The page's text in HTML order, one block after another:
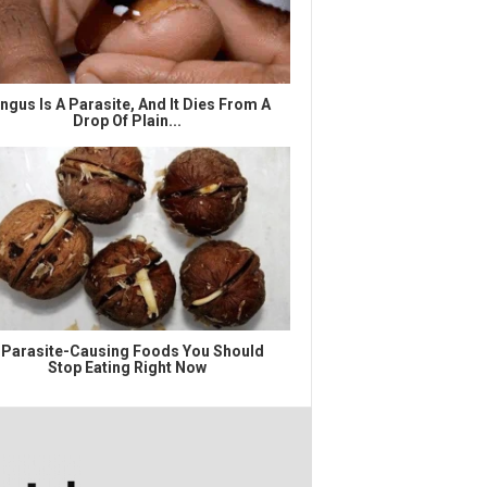
Is A Parasite, And It Dies From A
Drop Of Plain...
Causing Foods You Should
Stop Eating Right Now